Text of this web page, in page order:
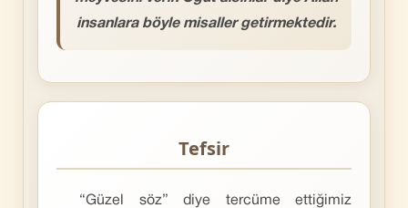
insanlara böyle misaller getirmektedir.
Tefsir
“Güzel söz” diye tercüme ettiğimiz